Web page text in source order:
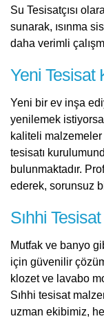
Su Tesisatçısı
sunarak, ısınma
daha verimli
Yeni Tesisat
Yeni bir ev inşa
yenilemek
kaliteli malzemeler
tesisatı
bulunmaktadır.
ederek, sorunsuz
Sıhhi
Mutfak ve banyo
için güvenilir
klozet ve lavabo
Sıhhi tesisat
uzman ekibimiz,